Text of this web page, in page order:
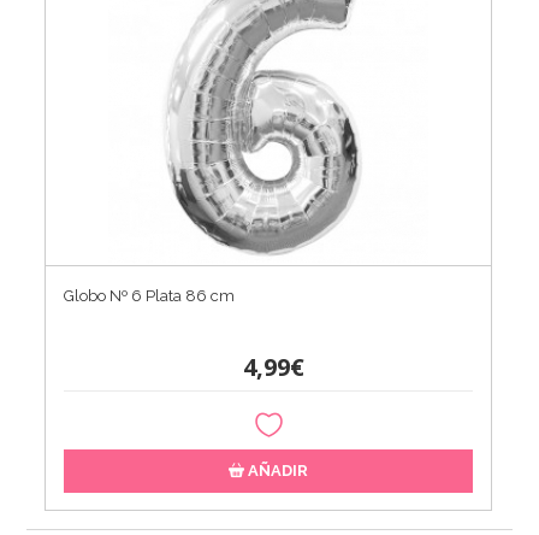
Globo Nº 6 Plata 86 cm
4,99€
AÑADIR